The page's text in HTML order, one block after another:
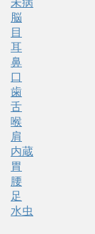
未病
脳
目
耳
鼻
口
歯
舌
喉
肩
内蔵
胃
腰
足
水虫